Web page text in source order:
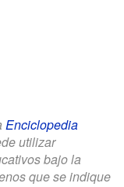
Enciclopedia
utilizar
bajo la
que se indique